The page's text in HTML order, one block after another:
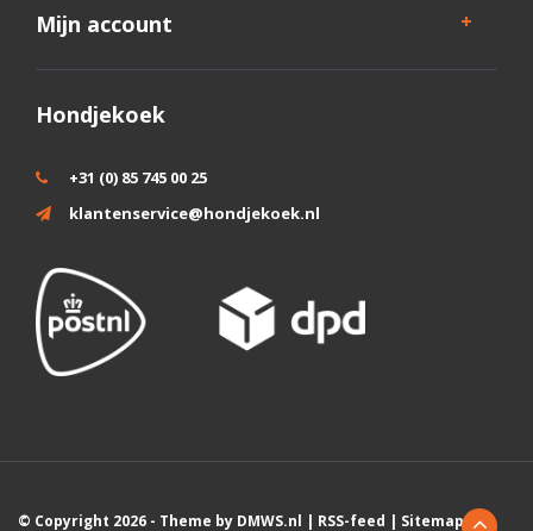
Mijn account
Hondjekoek
+31 (0) 85 745 00 25
klantenservice@hondjekoek.nl
© Copyright 2026 - Theme by DMWS.nl RSS-feed Sitemap